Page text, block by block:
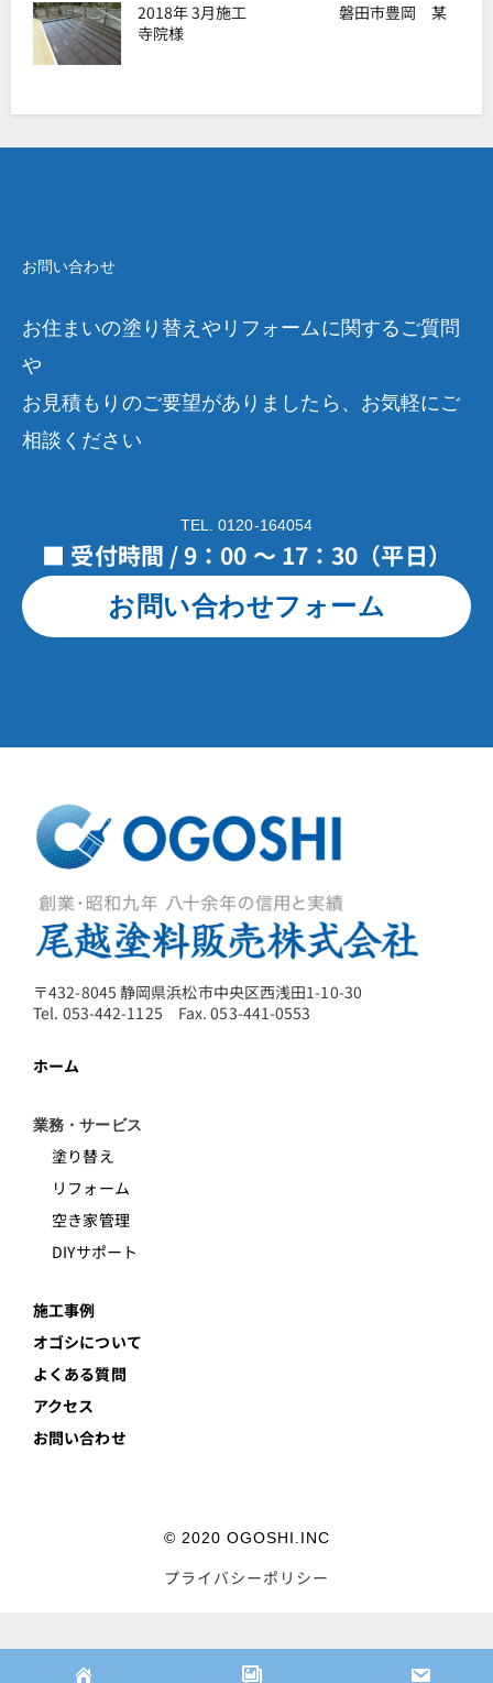
2018年 3月施工 磐田市豊岡 某
寺院様
お問い合わせ
お住まいの塗り替えやリフォームに関するご質問
や
お見積もりのご要望がありましたら、お気軽にご
相談ください
TEL. 0120-164054
■ 受付時間 / 9：00 ～ 17：30（平日）
お問い合わせフォーム
〒432-8045 静岡県浜松市中央区西浅田1-10-30
Tel. 053-442-1125 Fax. 053-441-0553
ホーム
業務・サービス
塗り替え
リフォーム
空き家管理
DIYサポート
施工事例
オゴシについて
よくある質問
アクセス
お問い合わせ
© 2020 OGOSHI.INC
プライバシーポリシー